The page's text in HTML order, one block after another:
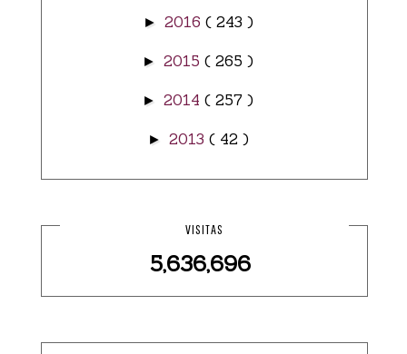
► 2016 ( 243 )
► 2015 ( 265 )
► 2014 ( 257 )
► 2013 ( 42 )
VISITAS
5,636,696